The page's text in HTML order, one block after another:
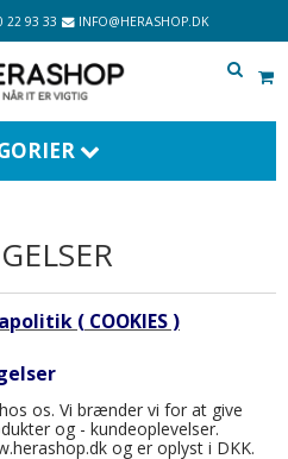
22 93 33 INFO@HERASHOP.DK
( COOKIES )
os. Vi brænder vi for at give
og - kundeoplevelser.
og er oplyst i DKK.